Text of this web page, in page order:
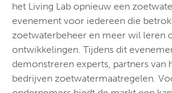
het Living Lab opnieuw een
evenement voor iedereen die
zoetwaterbeheer en meer wil leren
ontwikkelingen. Tijdens dit
demonstreren experts, partners van
bedrijven zoetwatermaatregelen.